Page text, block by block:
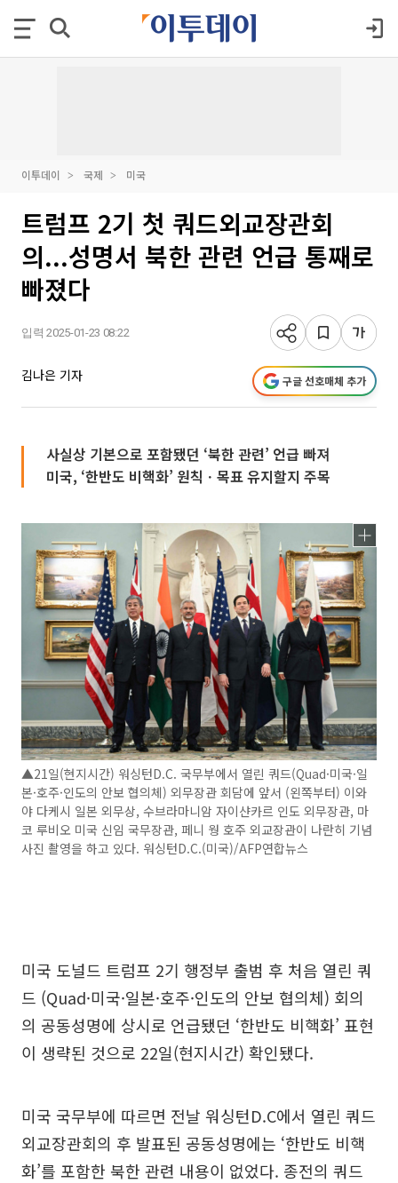
이투데이 국제 미국
트럼프 2기 첫 쿼드외교장관회
의...성명서 북한 관련 언급 통째로
빠졌다
입력 2025-01-23 08:22
김나은 기자 구글 선호매체 추가
사실상 기본으로 포함됐던 ‘북한 관련’ 언급 빠져
미국, ‘한반도 비핵화’ 원칙ㆍ목표 유지할지 주목
▲21일(현지시간) 워싱턴D.C. 국무부에서 열린 쿼드(Quad·미국·일
본·호주·인도의 안보 협의체) 외무장관 회담에 앞서 (왼쪽부터) 이와
야 다케시 일본 외무상, 수브라마니암 자이샨카르 인도 외무장관, 마
코 루비오 미국 신임 국무장관, 페니 웡 호주 외교장관이 나란히 기념
사진 촬영을 하고 있다. 워싱턴D.C.(미국)/AFP연합뉴스
미국 도널드 트럼프 2기 행정부 출범 후 처음 열린 쿼
드 (Quad·미국·일본·호주·인도의 안보 협의체) 회의
의 공동성명에 상시로 언급됐던 ‘한반도 비핵화’ 표현
이 생략된 것으로 22일(현지시간) 확인됐다.
미국 국무부에 따르면 전날 워싱턴D.C에서 열린 쿼드
외교장관회의 후 발표된 공동성명에는 ‘한반도 비핵
화’를 포함한 북한 관련 내용이 없었다. 종전의 쿼드